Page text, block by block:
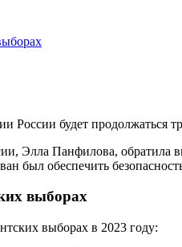
России будет
Элла Панфилова,
был обеспечить
выборах
выборах в 2023 году: